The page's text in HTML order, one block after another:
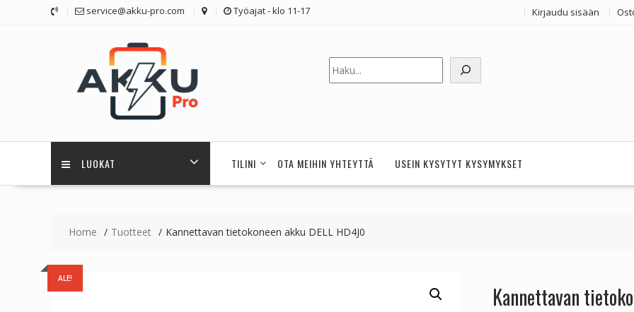
service@akku-pro.com Työajat - klo 11-17 Kirjaudu sisään
Etsi
LUOKAT TILINI OTA MEIHIN YHTEYTTÄ USEIN KYSYTYT KYSYMYKSET
Home Tuotteet Kannettavan tietokoneen akku DELL HD4J0
ALE!
Kannettavan